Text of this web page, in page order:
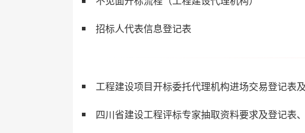
招标人代表信息登记表
工程建设项目开标委托代理机构进场交易登记表
四川省建设工程评标专家抽取资料要求及登记表